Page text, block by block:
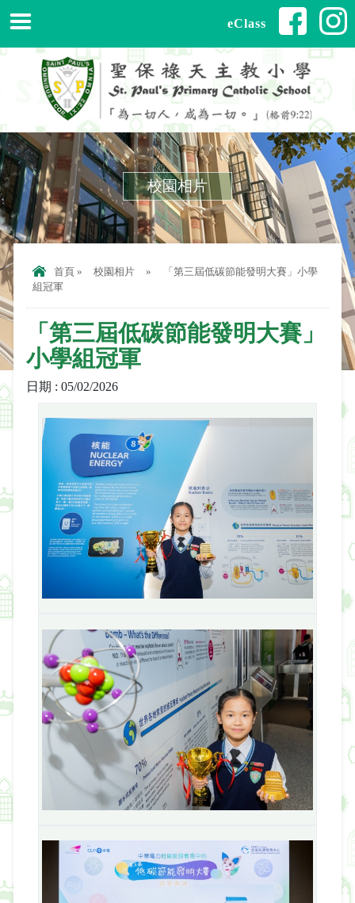
eClass
校園相片
首頁 » 校園相片 »
「第三屆低碳節能發明大賽」小學
組冠軍
「第三屆低碳節能發明大賽」
小學組冠軍
日期 : 05/02/2026